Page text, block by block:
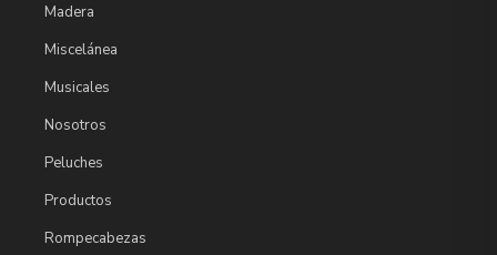
Madera
Miscelánea
Musicales
Nosotros
Peluches
Productos
Rompecabezas